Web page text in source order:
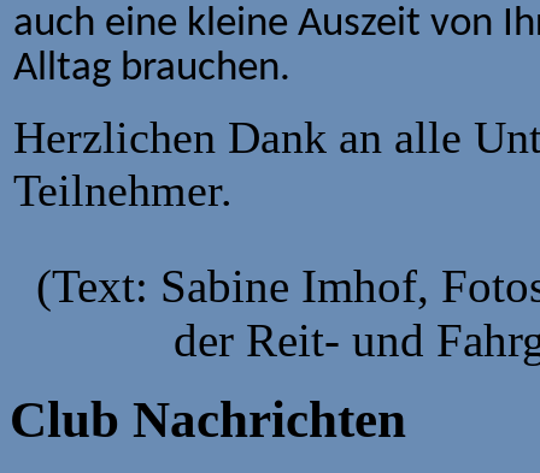
auch eine kleine Auszeit von
Alltag brauchen.
Herzlichen Dank an alle
Teilnehmer.
(Text: Sabine Imhof,
der Reit- und
Club Nachrichten